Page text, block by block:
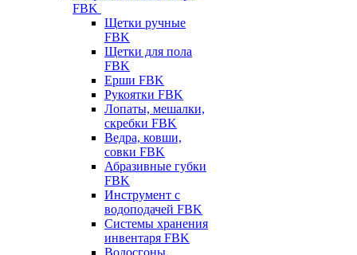
FBK
Щетки ручные
FBK
Щетки для пола
FBK
Ерши FBK
Рукоятки FBK
Лопаты, мешалки,
скребки FBK
Ведра, ковши,
совки FBK
Абразивные губки
FBK
Инструмент с
водоподачей FBK
Системы хранения
инвентаря FBK
Водосгоны,